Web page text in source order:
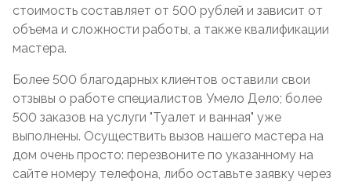
стоимость составляет от 500 рублей и зависит от
объема и сложности работы, а также квалификации
мастера.
Более 500 благодарных клиентов оставили свои
отзывы о работе специалистов Умело Дело; более
500 заказов на услуги "Туалет и ванная" уже
выполнены. Осуществить вызов нашего мастера на
дом очень просто: перезвоните по указанному на
сайте номеру телефона, либо оставьте заявку через